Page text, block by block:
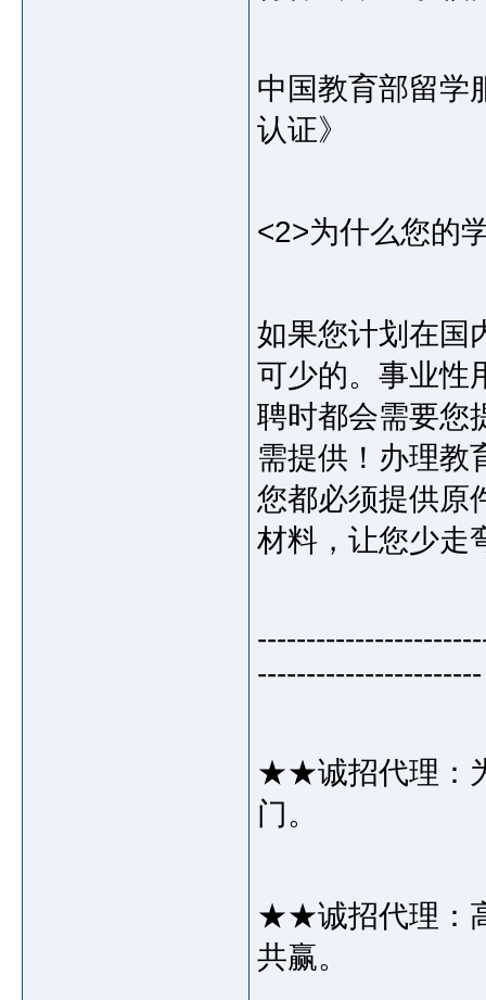
中国教育部留学
认证》
<2>为什么您的
如果您计划在国
可少的。事业性
聘时都会需要您
需提供！办理教
您都必须提供原
材料，让您少走
-----------------------
★★诚招代理：
门。
★★诚招代理：
共赢。